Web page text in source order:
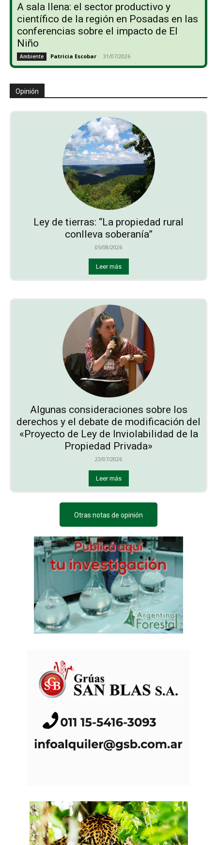
A sala llena: el sector productivo y
científico de la región en Posadas en las
conferencias sobre el impacto de El
Niño
Ambiente Patricia Escobar - 31/07/2026
Opinión
Ley de tierras: “La propiedad rural
conlleva soberanía”
05/08/2026
Leer más
Algunas consideraciones sobre los
derechos y el debate de modificación del
«Proyecto de Ley de Inviolabilidad de la
Propiedad Privada»
23/07/2026
Leer más
Otras notas de opinión